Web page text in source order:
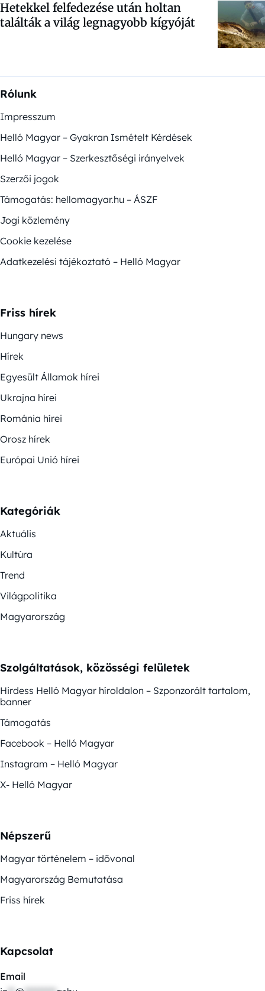
Hetekkel felfedezése után holtan
találták a világ legnagyobb kígyóját
Rólunk
Impresszum
Helló Magyar – Gyakran Ismételt Kérdések
Helló Magyar – Szerkesztőségi irányelvek
Szerzői jogok
Támogatás: hellomagyar.hu – ÁSZF
Jogi közlemény
Cookie kezelése
Adatkezelési tájékoztató – Helló Magyar
Friss hírek
Hungary news
Hírek
Egyesült Államok hírei
Ukrajna hírei
Románia hírei
Orosz hírek
Európai Unió hírei
Kategóriák
Aktuális
Kultúra
Trend
Világpolitika
Magyarország
Szolgáltatások, közösségi felületek
Hirdess Helló Magyar híroldalon – Szponzorált tartalom,
banner
Támogatás
Facebook – Helló Magyar
Instagram – Helló Magyar
X- Helló Magyar
Népszerű
Magyar történelem – idővonal
Magyarország Bemutatása
Friss hírek
Kapcsolat
Email